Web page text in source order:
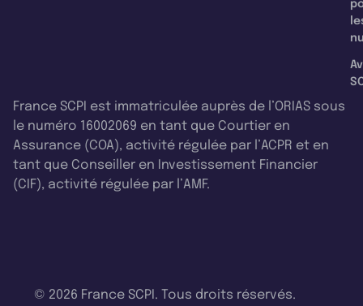
France SCPI est immatriculée auprès de l’ORIAS sous
le numéro 16002069 en tant que Courtier en
Assurance (COA), activité régulée par l’ACPR et en
tant que Conseiller en Investissement Financier
(CIF), activité régulée par l’AMF.
© 2026 France SCPI. Tous droits réservés.